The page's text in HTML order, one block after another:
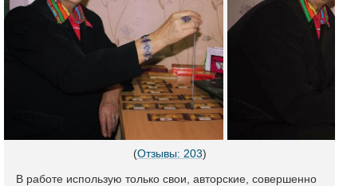
(Отзывы: 203)
В работе использую только свои, авторские, совершенно